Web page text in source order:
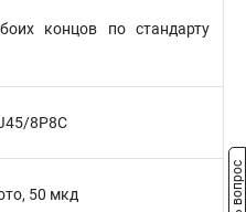
концов по стандарту
8P8C
50 мкд